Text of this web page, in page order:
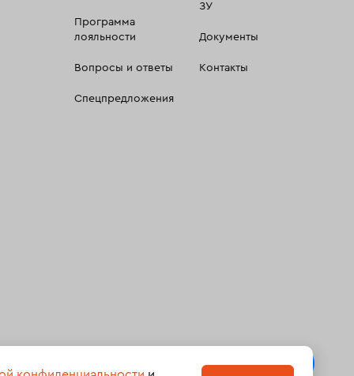
Программа
лояльности
Вопросы и ответы
Спецпредложения
ЗУ
Документы
Контакты